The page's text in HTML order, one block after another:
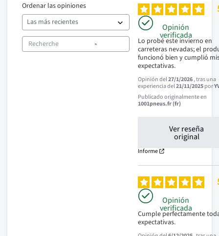
Ordenar las opiniones
Opinión
verificada
Lo probé este invierno en
carreteras nevadas; el
funcionó bien y cumplió
expectativas.
Opinión del27/1/2026, tras una
experiencia del21/11/2025por
Publicado originalmente en
1001pneus.fr (fr)
Ver reseña
original
Informe
Opinión
verificada
Cumple perfectamente
expectativas.